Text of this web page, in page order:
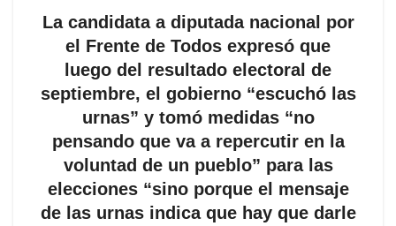
La candidata a diputada nacional por
el Frente de Todos expresó que
luego del resultado electoral de
septiembre, el gobierno “escuchó las
urnas” y tomó medidas “no
pensando que va a repercutir en la
voluntad de un pueblo” para las
elecciones “sino porque el mensaje
de las urnas indica que hay que darle